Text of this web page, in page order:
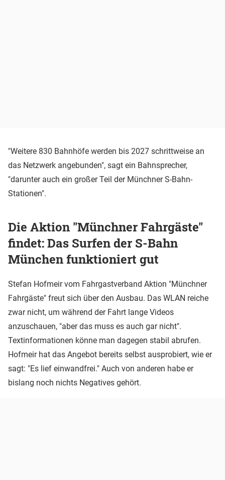
"Weitere 830 Bahnhöfe werden bis 2027 schrittweise an
das Netzwerk angebunden", sagt ein Bahnsprecher,
"darunter auch ein großer Teil der Münchner S-Bahn-
Stationen".
Die Aktion "Münchner Fahrgäste"
findet: Das Surfen der S-Bahn
München funktioniert gut
Stefan Hofmeir vom Fahrgastverband Aktion "Münchner
Fahrgäste" freut sich über den Ausbau. Das WLAN reiche
zwar nicht, um während der Fahrt lange Videos
anzuschauen, "aber das muss es auch gar nicht".
Textinformationen könne man dagegen stabil abrufen.
Hofmeir hat das Angebot bereits selbst ausprobiert, wie er
sagt: "Es lief einwandfrei." Auch von anderen habe er
bislang noch nichts Negatives gehört.